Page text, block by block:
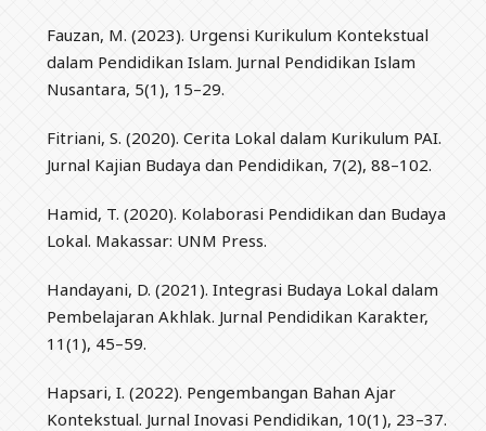
Fauzan, M. (2023). Urgensi Kurikulum Kontekstual
dalam Pendidikan Islam. Jurnal Pendidikan Islam
Nusantara, 5(1), 15–29.
Fitriani, S. (2020). Cerita Lokal dalam Kurikulum PAI.
Jurnal Kajian Budaya dan Pendidikan, 7(2), 88–102.
Hamid, T. (2020). Kolaborasi Pendidikan dan Budaya
Lokal. Makassar: UNM Press.
Handayani, D. (2021). Integrasi Budaya Lokal dalam
Pembelajaran Akhlak. Jurnal Pendidikan Karakter,
11(1), 45–59.
Hapsari, I. (2022). Pengembangan Bahan Ajar
Kontekstual. Jurnal Inovasi Pendidikan, 10(1), 23–37.